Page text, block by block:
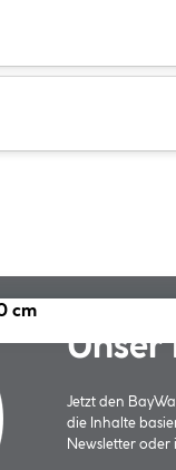
cm
Unser
Jetzt den
die Inhalte
Newsletter